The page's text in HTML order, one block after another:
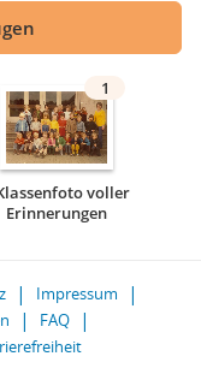
1
voller
Erinnerungen
Impressum
FAQ